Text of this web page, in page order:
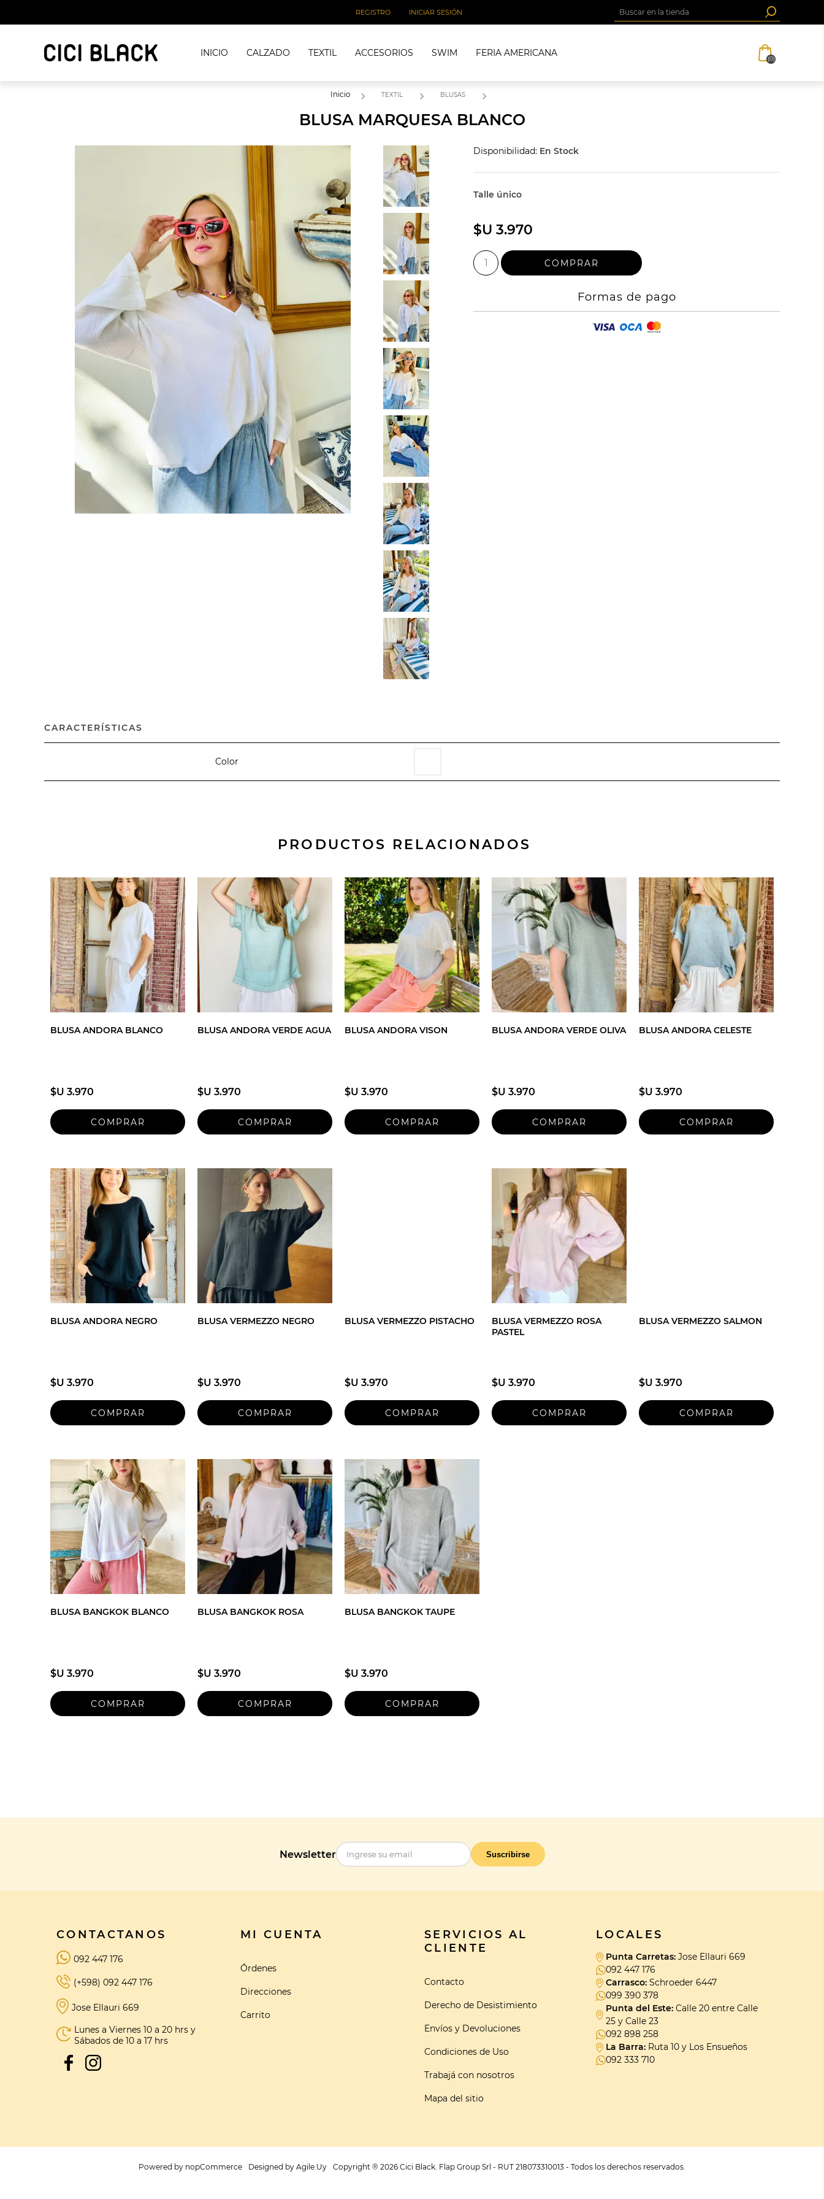
REGISTRO INICIAR SESIÓN
INICIO CALZADO TEXTIL ACCESORIOS SWIM FERIA AMERICANA
(0)
Inicio TEXTIL BLUSAS
BLUSA MARQUESA BLANCO
Disponibilidad: En Stock
Talle único
$U 3.970
Formas de pago
CARACTERÍSTICAS
Color
PRODUCTOS RELACIONADOS
BLUSA ANDORA BLANCO
$U 3.970
BLUSA ANDORA VERDE AGUA
$U 3.970
BLUSA ANDORA VISON
$U 3.970
BLUSA ANDORA VERDE OLIVA
$U 3.970
BLUSA ANDORA CELESTE
$U 3.970
BLUSA ANDORA NEGRO
$U 3.970
BLUSA VERMEZZO NEGRO
$U 3.970
BLUSA VERMEZZO PISTACHO
$U 3.970
BLUSA VERMEZZO ROSA
PASTEL
$U 3.970
BLUSA VERMEZZO SALMON
$U 3.970
BLUSA BANGKOK BLANCO
$U 3.970
BLUSA BANGKOK ROSA
$U 3.970
BLUSA BANGKOK TAUPE
$U 3.970
Newsletter Suscribirse
CONTACTANOS
092 447 176
(+598) 092 447 176
Jose Ellauri 669
Lunes a Viernes 10 a 20 hrs y
Sábados de 10 a 17 hrs
MI CUENTA
Órdenes
Direcciones
Carrito
SERVICIOS AL
CLIENTE
Contacto
Derecho de Desistimiento
Envíos y Devoluciones
Condiciones de Uso
Trabajá con nosotros
Mapa del sitio
LOCALES
Punta Carretas: Jose Ellauri 669
092 447 176
Carrasco: Schroeder 6447
099 390 378
Punta del Este: Calle 20 entre Calle
25 y Calle 23
092 898 258
La Barra: Ruta 10 y Los Ensueños
092 333 710
Powered by nopCommerce Designed by Agile.Uy Copyright ® 2026 Cici Black. Flap Group Srl - RUT 218073310013 - Todos los derechos reservados.